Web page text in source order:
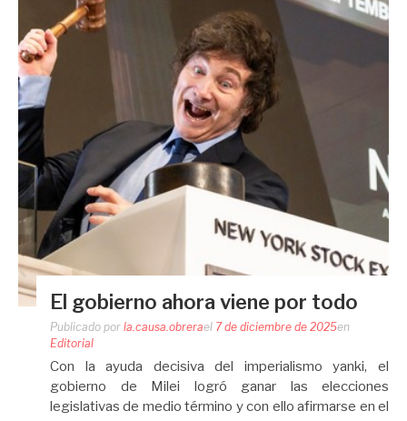
El gobierno ahora viene por todo
Publicado por la.causa.obrerael 7 de diciembre de 2025en
Editorial
Con la ayuda decisiva del imperialismo yanki, el
gobierno de Milei logró ganar las elecciones
legislativas de medio término y con ello afirmarse en el